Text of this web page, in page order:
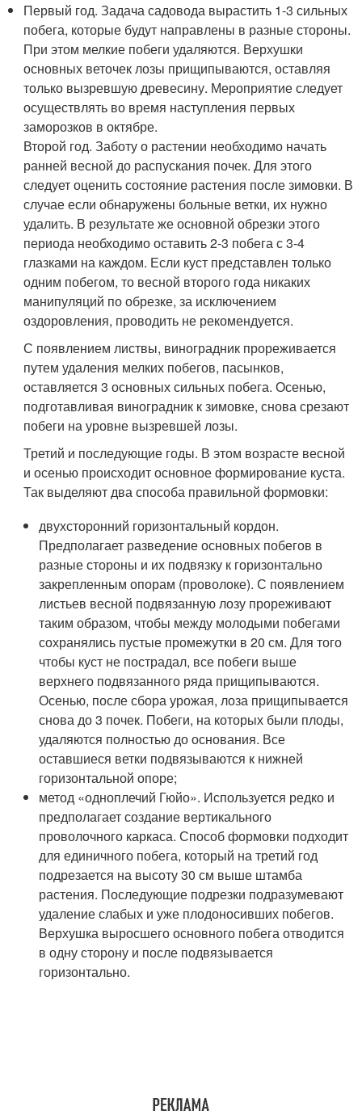
Первый год. Задача садовода вырастить 1-3 сильных
побега, которые будут направлены в разные стороны.
При этом мелкие побеги удаляются. Верхушки
основных веточек лозы прищипываются, оставляя
только вызревшую древесину. Мероприятие следует
осуществлять во время наступления первых
заморозков в октябре.
Второй год. Заботу о растении необходимо начать
ранней весной до распускания почек. Для этого
следует оценить состояние растения после зимовки. В
случае если обнаружены больные ветки, их нужно
удалить. В результате же основной обрезки этого
периода необходимо оставить 2-3 побега с 3-4
глазками на каждом. Если куст представлен только
одним побегом, то весной второго года никаких
манипуляций по обрезке, за исключением
оздоровления, проводить не рекомендуется.
С появлением листвы, виноградник прореживается
путем удаления мелких побегов, пасынков,
оставляется 3 основных сильных побега. Осенью,
подготавливая виноградник к зимовке, снова срезают
побеги на уровне вызревшей лозы.
Третий и последующие годы. В этом возрасте весной
и осенью происходит основное формирование куста.
Так выделяют два способа правильной формовки:
двухсторонний горизонтальный кордон.
Предполагает разведение основных побегов в
разные стороны и их подвязку к горизонтально
закрепленным опорам (проволоке). С появлением
листьев весной подвязанную лозу прореживают
таким образом, чтобы между молодыми побегами
сохранялись пустые промежутки в 20 см. Для того
чтобы куст не пострадал, все побеги выше
верхнего подвязанного ряда прищипываются.
Осенью, после сбора урожая, лоза прищипывается
снова до 3 почек. Побеги, на которых были плоды,
удаляются полностью до основания. Все
оставшиеся ветки подвязываются к нижней
горизонтальной опоре;
метод «одноплечий Гюйо». Используется редко и
предполагает создание вертикального
проволочного каркаса. Способ формовки подходит
для единичного побега, который на третий год
подрезается на высоту 30 см выше штамба
растения. Последующие подрезки подразумевают
удаление слабых и уже плодоносивших побегов.
Верхушка выросшего основного побега отводится
в одну сторону и после подвязывается
горизонтально.